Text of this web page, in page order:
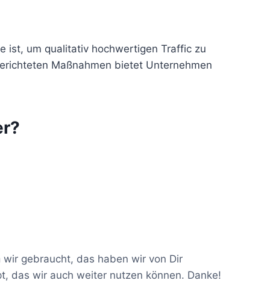
ist, um qualitativ hochwertigen Traffic zu
Maßnahmen bietet Unternehmen
gebraucht, das haben wir von Dir
das wir auch weiter nutzen können. Danke!